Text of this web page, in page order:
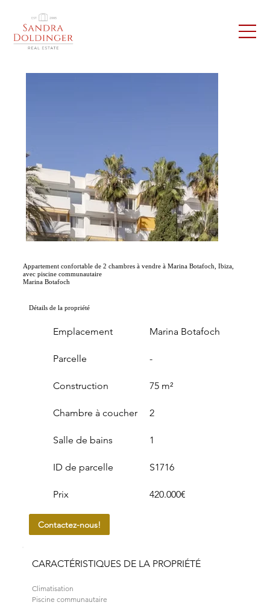
Appartement confortable de 2 chambres à vendre à Marina Botafoch, Ibiza,
avec piscine communautaire
Marina Botafoch
Détails de la propriété
Emplacement
Parcelle
Construction
Marina Botafoch
-
75 m²
Chambre à coucher
Salle de bains
2
1
ID de parcelle
Prix
S1716
420.000€
Contactez-nous!
CARACTÉRISTIQUES DE LA PROPRIÉTÉ
Climatisation
Piscine communautaire